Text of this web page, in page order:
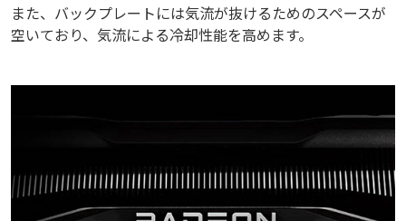
また、バックプレートには気流が抜けるためのスペースが
空いており、気流による冷却性能を高めます。